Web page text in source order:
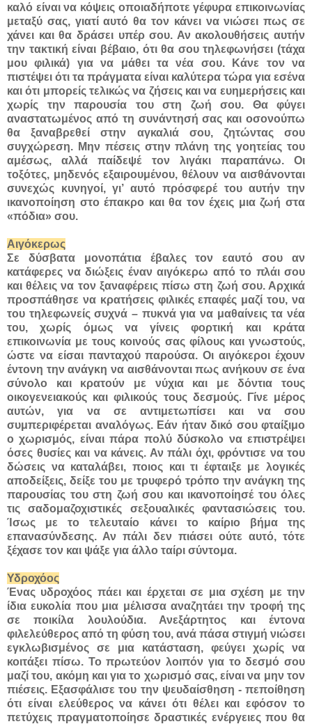
καλό είναι να κόψεις οποιαδήποτε γέφυρα επικοινωνίας
μεταξύ σας, γιατί αυτό θα τον κάνει να νιώσει πως σε
χάνει και θα δράσει υπέρ σου. Αν ακολουθήσεις αυτήν
την τακτική είναι βέβαιο, ότι θα σου τηλεφωνήσει (τάχα
μου φιλικά) για να μάθει τα νέα σου. Κάνε τον να
πιστέψει ότι τα πράγματα είναι καλύτερα τώρα για εσένα
και ότι μπορείς τελικώς να ζήσεις και να ευημερήσεις και
χωρίς την παρουσία του στη ζωή σου. Θα φύγει
αναστατωμένος από τη συνάντησή σας και οσονούπω
θα ξαναβρεθεί στην αγκαλιά σου, ζητώντας σου
συγχώρεση. Μην πέσεις στην πλάνη της γοητείας του
αμέσως, αλλά παίδεψέ τον λιγάκι παραπάνω. Οι
τοξότες, μηδενός εξαιρουμένου, θέλουν να αισθάνονται
συνεχώς κυνηγοί, γι’ αυτό πρόσφερέ του αυτήν την
ικανοποίηση στο έπακρο και θα τον έχεις μια ζωή στα
«πόδια» σου.
Αιγόκερως
Σε δύσβατα μονοπάτια έβαλες τον εαυτό σου αν
κατάφερες να διώξεις έναν αιγόκερω από το πλάι σου
και θέλεις να τον ξαναφέρεις πίσω στη ζωή σου. Αρχικά
προσπάθησε να κρατήσεις φιλικές επαφές μαζί του, να
του τηλεφωνείς συχνά – πυκνά για να μαθαίνεις τα νέα
του, χωρίς όμως να γίνεις φορτική και κράτα
επικοινωνία με τους κοινούς σας φίλους και γνωστούς,
ώστε να είσαι πανταχού παρούσα. Οι αιγόκεροι έχουν
έντονη την ανάγκη να αισθάνονται πως ανήκουν σε ένα
σύνολο και κρατούν με νύχια και με δόντια τους
οικογενειακούς και φιλικούς τους δεσμούς. Γίνε μέρος
αυτών, για να σε αντιμετωπίσει και να σου
συμπεριφέρεται αναλόγως. Εάν ήταν δικό σου φταίξιμο
ο χωρισμός, είναι πάρα πολύ δύσκολο να επιστρέψει
όσες θυσίες και να κάνεις. Αν πάλι όχι, φρόντισε να του
δώσεις να καταλάβει, ποιος και τι έφταιξε με λογικές
αποδείξεις, δείξε του με τρυφερό τρόπο την ανάγκη της
παρουσίας του στη ζωή σου και ικανοποίησέ του όλες
τις σαδομαζοχιστικές σεξουαλικές φαντασιώσεις του.
Ίσως με το τελευταίο κάνει το καίριο βήμα της
επανασύνδεσης. Αν πάλι δεν πιάσει ούτε αυτό, τότε
ξέχασε τον και ψάξε για άλλο ταίρι σύντομα.
Υδροχόος
Ένας υδροχόος πάει και έρχεται σε μια σχέση με την
ίδια ευκολία που μια μέλισσα αναζητάει την τροφή της
σε ποικίλα λουλούδια. Ανεξάρτητος και έντονα
φιλελεύθερος από τη φύση του, ανά πάσα στιγμή νιώσει
εγκλωβισμένος σε μια κατάσταση, φεύγει χωρίς να
κοιτάξει πίσω. Το πρωτεύον λοιπόν για το δεσμό σου
μαζί του, ακόμη και για το χωρισμό σας, είναι να μην τον
πιέσεις. Εξασφάλισε του την ψευδαίσθηση - πεποίθηση
ότι είναι ελεύθερος να κάνει ότι θέλει και εφόσον το
πετύχεις πραγματοποίησε δραστικές ενέργειες που θα